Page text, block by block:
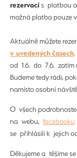
rezervacís platbou
možná platba pouze
Aktuálně můžete
v uvedených časech
od 1.6. do 7.6. zatím
Budeme tedy rádi,
namísto osobní
O všech
na webu, facebooku
se přihlásili k jejich
Děkujeme a těšíme